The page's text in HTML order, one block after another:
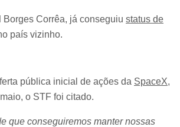
Borges Corrêa, já conseguiu status de
país vizinho.
pública inicial de ações da SpaceX,
o STF foi citado.
que conseguiremos manter nossas